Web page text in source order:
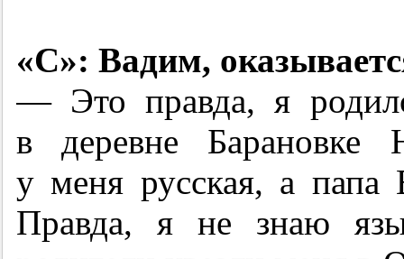
«С»: Вадим,
— Это правда, я
в деревне Барановке
у меня русская, а
Правда, я не знаю